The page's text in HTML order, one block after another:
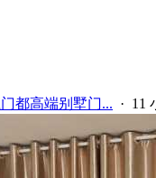
都高端别墅门... · 11